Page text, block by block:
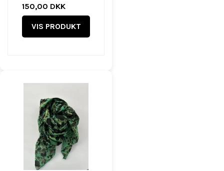
150,00 DKK
VIS PRODUKT